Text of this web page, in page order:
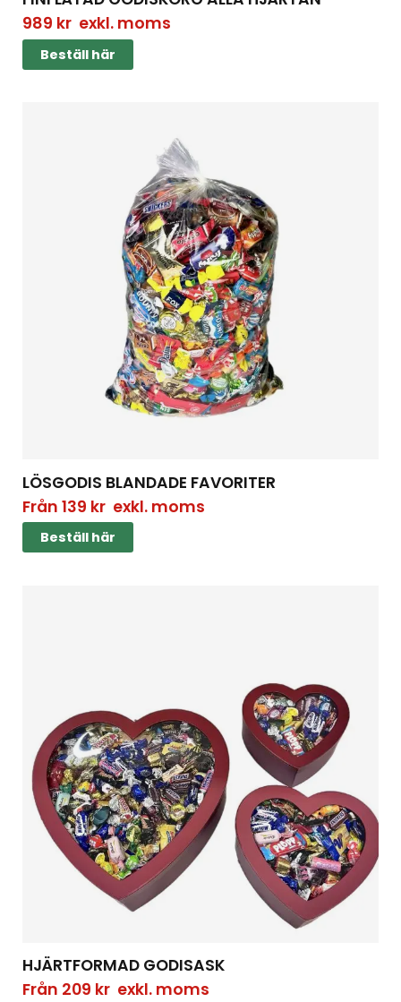
989 krexkl. moms
Beställ här
LÖSGODIS BLANDADE FAVORITER
Från 139 krexkl. moms
Beställ här
HJÄRTFORMAD GODISASK
Från 209 krexkl. moms